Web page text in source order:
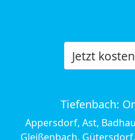
Jetzt
Tiefenbach:
Appersdorf, Ast,
Gleißenbach,